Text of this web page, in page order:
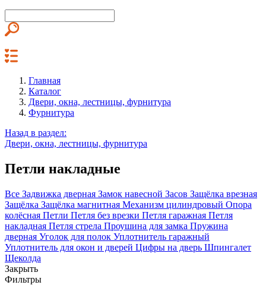
Главная
Каталог
Двери, окна, лестницы, фурнитура
Фурнитура
Назад в раздел:
Двери, окна, лестницы, фурнитура
Петли накладные
Все Задвижка дверная Замок навесной Засов Защёлка врезная
Защёлка Защёлка магнитная Механизм цилиндровый Опора
колёсная Петли Петля без врезки Петля гаражная Петля
накладная Петля стрела Проушина для замка Пружина
дверная Уголок для полок Уплотнитель гаражный
Уплотнитель для окон и дверей Цифры на дверь Шпингалет
Щеколда
Закрыть
Фильтры